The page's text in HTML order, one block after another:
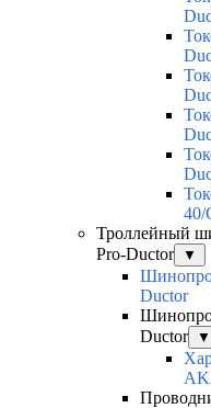
40/
Троллейный
Pro-Ductor
▼
Ductor
Ductor
▼